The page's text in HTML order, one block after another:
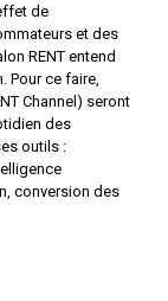
de
et des
RENT entend
Pour ce faire,
Channel) seront
des
outils :
conversion des